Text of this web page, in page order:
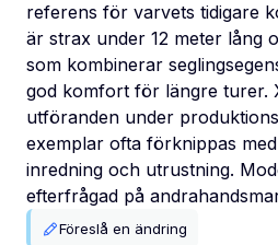
referens för varvets tidigare
är strax under 12 meter lång
som kombinerar
god komfort för längre turer.
utföranden under
exemplar ofta förknippas
inredning och utrustning.
efterfrågad på
Föreslå en ändring